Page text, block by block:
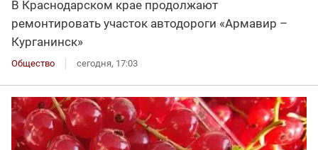
В Краснодарском крае продолжают
ремонтировать участок автодороги «Армавир –
Курганинск»
Общество сегодня, 17:03